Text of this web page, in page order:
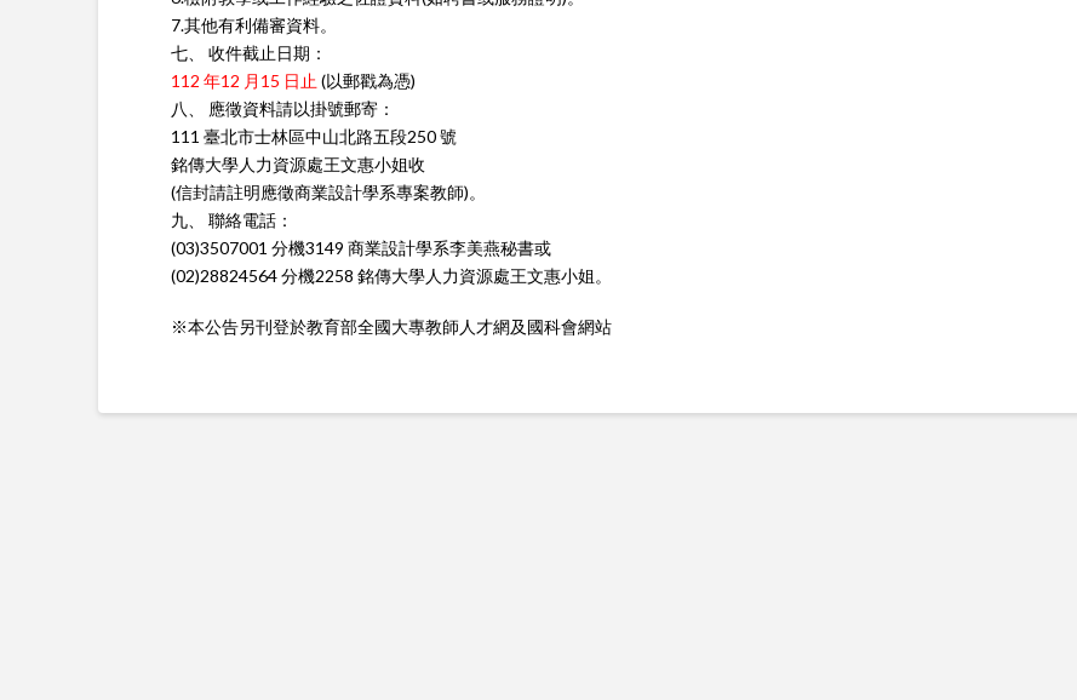
7.其他有利備審資料。
七、 收件截止日期：
112 年12 月15 日止 (以郵戳為憑)
八、 應徵資料請以掛號郵寄：
111 臺北市士林區中山北路五段250 號
銘傳大學人力資源處王文惠小姐收
(信封請註明應徵商業設計學系專案教師)。
九、 聯絡電話：
(03)3507001 分機3149 商業設計學系李美燕秘書或
(02)28824564 分機2258 銘傳大學人力資源處王文惠小姐。
※本公告另刊登於教育部全國大專教師人才網及國科會網站